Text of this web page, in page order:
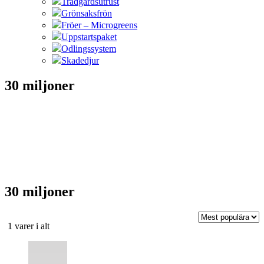
Grönsaksfrön
Fröer – Microgreens
Uppstartspaket
Odlingssystem
Skadedjur
30 miljoner
30 miljoner
1 varer i altSortera